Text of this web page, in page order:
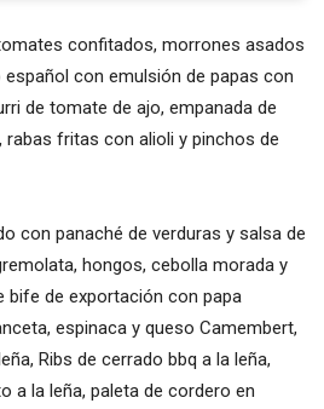
confitados, morrones asados
español con emulsión de papas con
de tomate de ajo, empanada de
fritas con alioli y pinchos de
con panaché de verduras y salsa de
hongos, cebolla morada y
bife de exportación con papa
espinaca y queso Camembert,
Ribs de cerrado bbq a la leña,
a la leña, paleta de cordero en